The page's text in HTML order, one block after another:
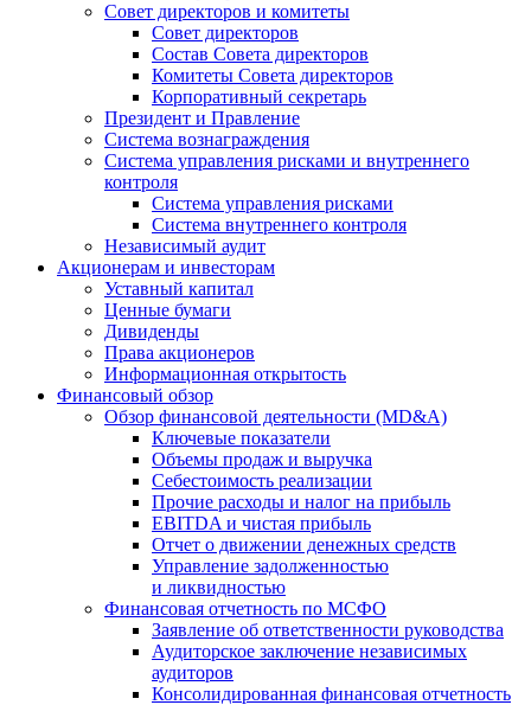
Совет директоров и комитеты
Совет директоров
Состав Совета директоров
Комитеты Совета директоров
Корпоративный секретарь
Президент и Правление
Система вознаграждения
Система управления рисками и внутреннего
контроля
Система управления рисками
Система внутреннего контроля
Независимый аудит
Акционерам и инвесторам
Уставный капитал
Ценные бумаги
Дивиденды
Права акционеров
Информационная открытость
Финансовый обзор
Обзор финансовой деятельности (MD&A)
Ключевые показатели
Объемы продаж и выручка
Себестоимость реализации
Прочие расходы и налог на прибыль
EBITDA и чистая прибыль
Отчет о движении денежных средств
Управление задолженностью
и ликвидностью
Финансовая отчетность по МСФО
Заявление об ответственности руководства
Аудиторское заключение независимых
аудиторов
Консолидированная финансовая отчетность